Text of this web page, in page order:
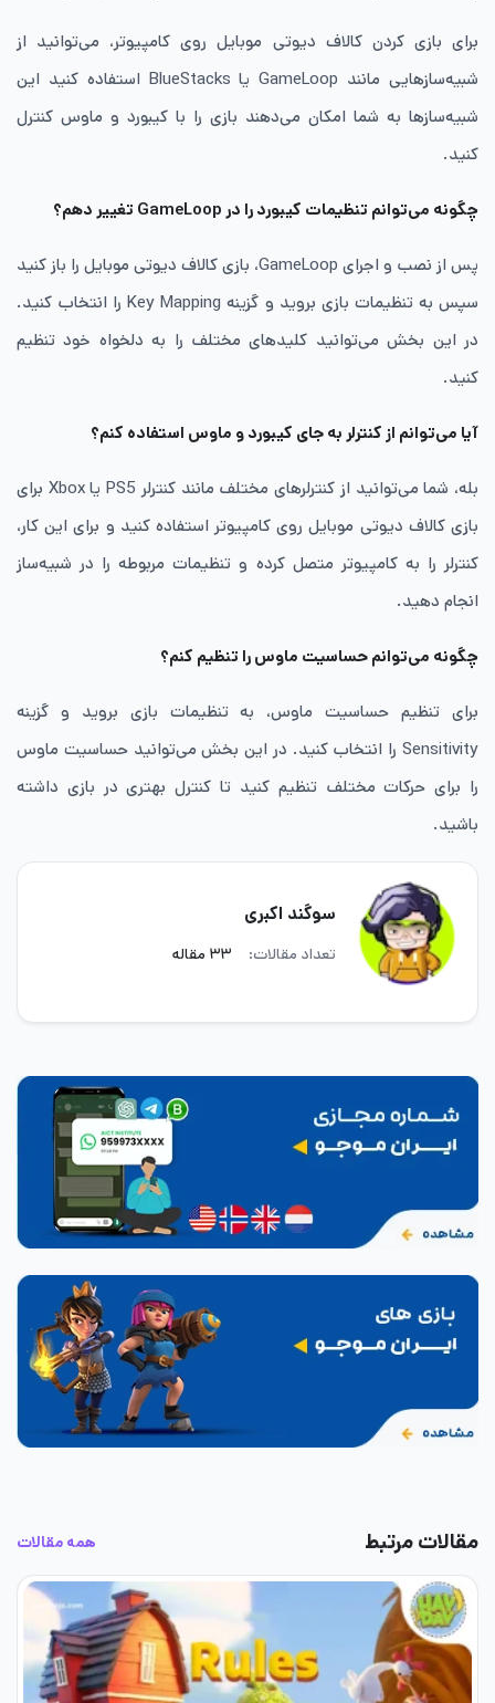
برای بازی کردن کالاف دیوتی موبایل روی کامپیوتر، می‌توانید از
شبیه‌سازهایی مانند GameLoop یا BlueStacks استفاده کنید این
شبیه‌سازها به شما امکان می‌دهند بازی را با کیبورد و ماوس کنترل
کنید.
چگونه می‌توانم تنظیمات کیبورد را در GameLoop تغییر دهم؟
پس از نصب و اجرای GameLoop، بازی کالاف دیوتی موبایل را باز کنید
سپس به تنظیمات بازی بروید و گزینه Key Mapping را انتخاب کنید.
در این بخش می‌توانید کلیدهای مختلف را به دلخواه خود تنظیم
کنید.
آیا می‌توانم از کنترلر به جای کیبورد و ماوس استفاده کنم؟
بله، شما می‌توانید از کنترلرهای مختلف مانند کنترلر PS5 یا Xbox برای
بازی کالاف دیوتی موبایل روی کامپیوتر استفاده کنید و برای این کار،
کنترلر را به کامپیوتر متصل کرده و تنظیمات مربوطه را در شبیه‌ساز
انجام دهید.
چگونه می‌توانم حساسیت ماوس را تنظیم کنم؟
برای تنظیم حساسیت ماوس، به تنظیمات بازی بروید و گزینه
Sensitivity را انتخاب کنید. در این بخش می‌توانید حساسیت ماوس
را برای حرکات مختلف تنظیم کنید تا کنترل بهتری در بازی داشته
باشید.
سوگند اکبری
تعداد مقالات: ۳۳ مقاله
مقالات مرتبط همه مقالات